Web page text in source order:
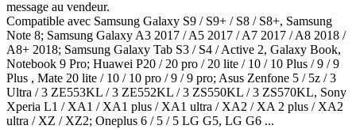
message au vendeur.
Compatible avec Samsung Galaxy S9 / S9+ / S8 / S8+, Samsung
Note 8; Samsung Galaxy A3 2017 / A5 2017 / A7 2017 / A8 2018 /
A8+ 2018; Samsung Galaxy Tab S3 / S4 / Active 2, Galaxy Book,
Notebook 9 Pro; Huawei P20 / 20 pro / 20 lite / 10 / 10 Plus / 9 / 9
Plus , Mate 20 lite / 10 / 10 pro / 9 / 9 pro; Asus Zenfone 5 / 5z / 3
Ultra / 3 ZE553KL / 3 ZE552KL / 3 ZS550KL / 3 ZS570KL, Sony
Xperia L1 / XA1 / XA1 plus / XA1 ultra / XA2 / XA 2 plus / XA2
ultra / XZ / XZ2; Oneplus 6 / 5 / 5 LG G5, LG G6 ...